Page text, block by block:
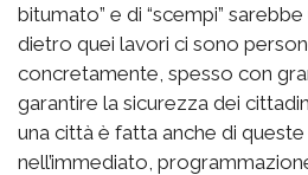
bitumato” e di “scempi”
dietro quei lavori ci sono
concretamente, spesso con
garantire la sicurezza dei
una città è fatta anche di
nell’immediato,